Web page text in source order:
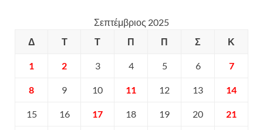
Σεπτέμβριος 2025
Δ
Τ Τ Π Π Σ Κ
1 2 3 4 5 6 7
8 9 10 11 12 13 14
15 16 17 18 19 20 21